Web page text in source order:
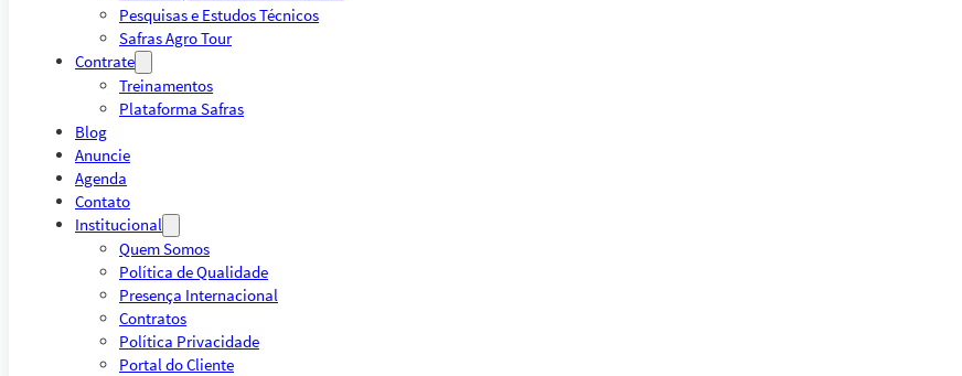
Pesquisas e Estudos Técnicos
Safras Agro Tour
Contrate
Treinamentos
Plataforma Safras
Blog
Anuncie
Agenda
Contato
Institucional
Quem Somos
Política de Qualidade
Presença Internacional
Contratos
Política Privacidade
Portal do Cliente